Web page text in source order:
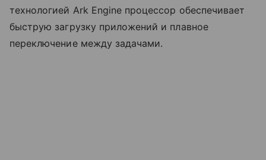
технологией Ark Engine процессор обеспечивает
быструю загрузку приложений и плавное
переключение между задачами.